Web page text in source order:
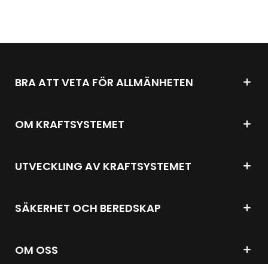
BRA ATT VETA FÖR ALLMÄNHETEN
OM KRAFTSYSTEMET
UTVECKLING AV KRAFTSYSTEMET
SÄKERHET OCH BEREDSKAP
OM OSS